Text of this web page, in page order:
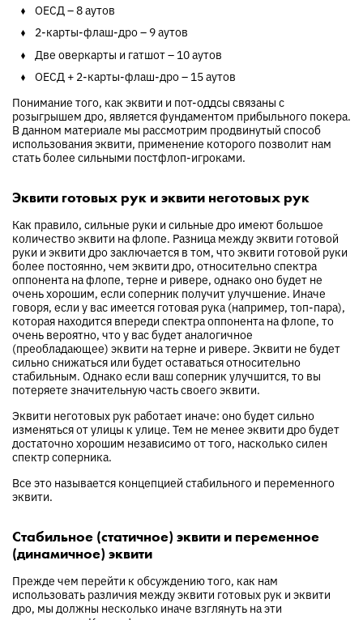
ОЕСД – 8 аутов
2-карты-флаш-дро – 9 аутов
Две оверкарты и гатшот – 10 аутов
ОЕСД + 2-карты-флаш-дро – 15 аутов
Понимание того, как эквити и пот-оддсы связаны с
розыгрышем дро, является фундаментом прибыльного покера.
В данном материале мы рассмотрим продвинутый способ
использования эквити, применение которого позволит нам
стать более сильными постфлоп-игроками.
Эквити готовых рук и эквити неготовых рук
Как правило, сильные руки и сильные дро имеют большое
количество эквити на флопе. Разница между эквити готовой
руки и эквити дро заключается в том, что эквити готовой руки
более постоянно, чем эквити дро, относительно спектра
оппонента на флопе, терне и ривере, однако оно будет не
очень хорошим, если соперник получит улучшение. Иначе
говоря, если у вас имеется готовая рука (например, топ-пара),
которая находится впереди спектра оппонента на флопе, то
очень вероятно, что у вас будет аналогичное
(преобладающее) эквити на терне и ривере. Эквити не будет
сильно снижаться или будет оставаться относительно
стабильным. Однако если ваш соперник улучшится, то вы
потеряете значительную часть своего эквити.
Эквити неготовых рук работает иначе: оно будет сильно
изменяться от улицы к улице. Тем не менее эквити дро будет
достаточно хорошим независимо от того, насколько силен
спектр соперника.
Все это называется концепцией стабильного и переменного
эквити.
Стабильное (статичное) эквити и переменное
(динамичное) эквити
Прежде чем перейти к обсуждению того, как нам
использовать различия между эквити готовых рук и эквити
дро, мы должны несколько иначе взглянуть на эти